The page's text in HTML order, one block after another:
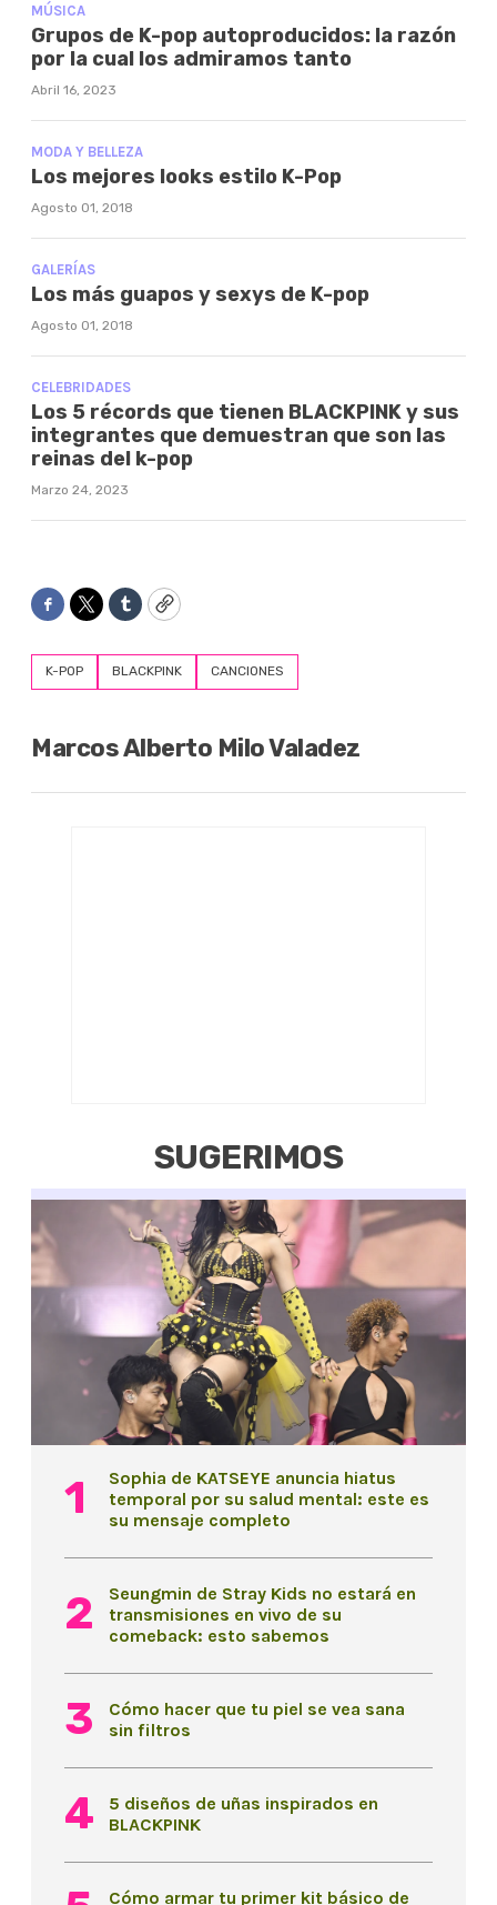
MÚSICA
Grupos de K-pop autoproducidos: la razón
por la cual los admiramos tanto
Abril 16, 2023
MODA Y BELLEZA
Los mejores looks estilo K-Pop
Agosto 01, 2018
GALERÍAS
Los más guapos y sexys de K-pop
Agosto 01, 2018
CELEBRIDADES
Los 5 récords que tienen BLACKPINK y sus
integrantes que demuestran que son las
reinas del k-pop
Marzo 24, 2023
Facebook
TwitterTumblrCopy
K-POP BLACKPINK CANCIONES
Marcos Alberto Milo Valadez
SUGERIMOS
Sophia de KATSEYE anuncia hiatus
temporal por su salud mental: este es
su mensaje completo
Seungmin de Stray Kids no estará en
transmisiones en vivo de su
comeback: esto sabemos
Cómo hacer que tu piel se vea sana
sin filtros
5 diseños de uñas inspirados en
BLACKPINK
Cómo armar tu primer kit básico de